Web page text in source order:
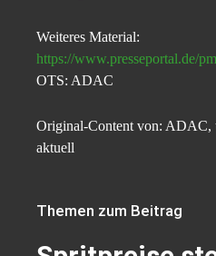
Weiteres Material:
https://www.presseportal.de/
OTS: ADAC
Original-Content von: ADAC,
aktuell
Themen zum Beitrag